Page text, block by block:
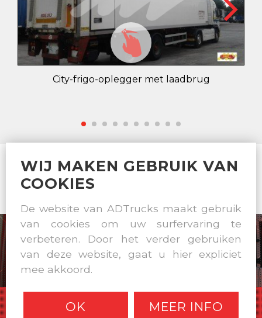
WIJ MAKEN GEBRUIK VAN
COOKIES
De website van ADTrucks maakt gebruik
van cookies om uw surfervaring te
verbeteren. Door het verder gebruiken
van deze website, gaat u hier expliciet
mee akkoord.
OK MEER INFO
City-frigo-oplegger met laadbrug
ALL TRAILER CONSTRUCTIONS OCCURS IN OWN